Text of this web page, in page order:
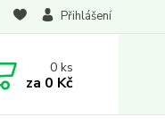
Přihlášení
0ks
za 0 Kč